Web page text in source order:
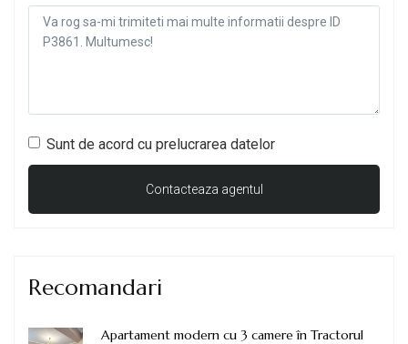
Sunt de acord cu prelucrarea datelor
Recomandari
Apartament modern cu 3 camere în Tractorul